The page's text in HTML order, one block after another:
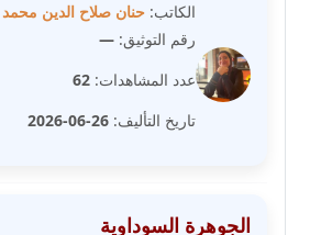
مدونة زينب حمدي
عاملة
عاملة
الكاتب: حنان صلاح الدين محمد
رقم التوثيق: —
عدد المشاهدات: 62
تاريخ التأليف: 26-06-2026
الجوهرة السوداوية